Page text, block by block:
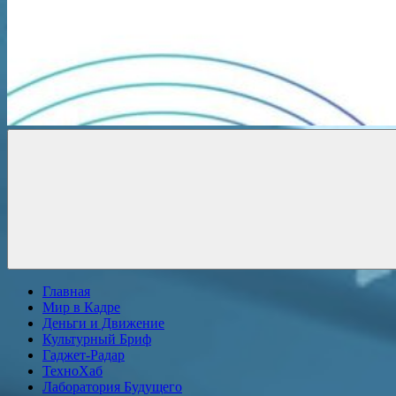
Главная
Мир в Кадре
Деньги и Движение
Культурный Бриф
Гаджет-Радар
ТехноХаб
Лаборатория Будущего